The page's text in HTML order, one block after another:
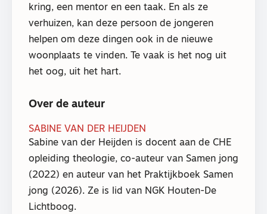
kring, een mentor en een taak. En als ze
verhuizen, kan deze persoon de jongeren
helpen om deze dingen ook in de nieuwe
woonplaats te vinden. Te vaak is het nog uit
het oog, uit het hart.
Over de auteur
SABINE VAN DER HEIJDEN
Sabine van der Heijden is docent aan de CHE
opleiding theologie, co-auteur van Samen jong
(2022) en auteur van het Praktijkboek Samen
jong (2026). Ze is lid van NGK Houten-De
Lichtboog.